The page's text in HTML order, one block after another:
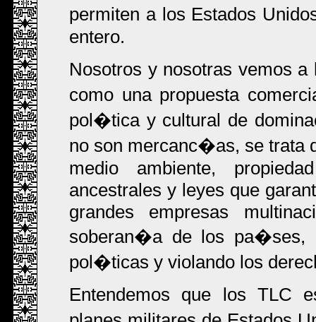
permiten a los Estados
entero.
Nosotros y nosotras vemos
como una propuesta
pol�tica y cultural de
no son mercanc�as, se
medio ambiente,
ancestrales y leyes que
grandes empresas
soberan�a de los pa�ses,
pol�ticas y violando los
Entendemos que los TLC